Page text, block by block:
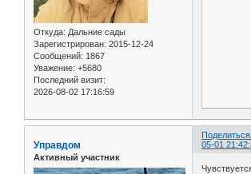
Откуда: Дальние сады
Зарегистрирован: 2015-12-24
Сообщений: 1867
Уважение: +5680
Последний визит:
2026-08-02 17:16:59
Поделиться
05-01
Управдом
Активный участник